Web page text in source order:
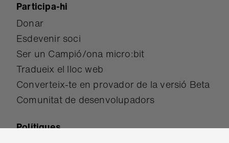
Participa-hi
Donar
Esdevenir soci
Ser un Campió/ona micro:bit
Tradueix el lloc web
Converteix-te en provador de la versió Beta
Comunitat de desenvolupadors
Polítiques